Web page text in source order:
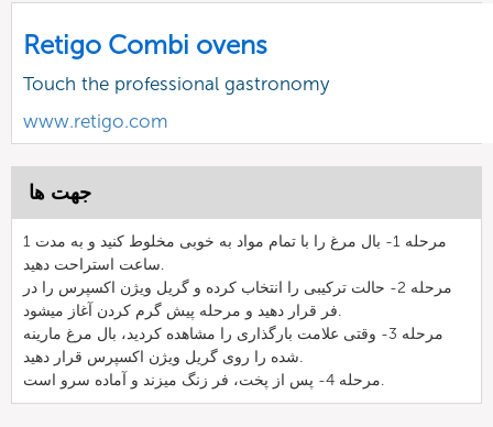
Retigo Combi ovens
Touch the professional gastronomy
www.retigo.com
جهت ها
مرحله 1- بال مرغ را با تمام مواد به خوبی مخلوط کنید و به مدت 1
ساعت استراحت دهید.
مرحله 2- حالت ترکیبی را انتخاب کرده و گریل ویژن اکسپرس را در
فر قرار دهید و مرحله پیش گرم کردن آغاز میشود.
مرحله 3- وقتی علامت بارگذاری را مشاهده کردید، بال مرغ مارینه
شده را روی گریل ویژن اکسپرس قرار دهید.
مرحله 4- پس از پخت، فر زنگ میزند و آماده سرو است.